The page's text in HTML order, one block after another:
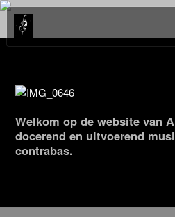
Welkom op de website van
docerend en uitvoerend
contrabas.